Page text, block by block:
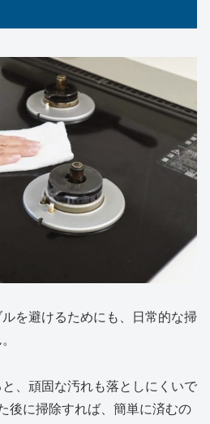
を避けるためにも、日常的な掃
、頑固な汚れも落としにくいで
後に掃除すれば、簡単に済むの